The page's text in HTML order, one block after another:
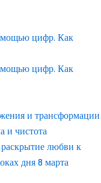
цифр. Как
цифр. Как
и трансформации
и чистота
любви к
дня 8 марта